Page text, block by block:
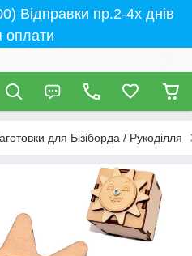
Відправки пр.2-4х днів
оплати
для Бізіборда / Рукоділля